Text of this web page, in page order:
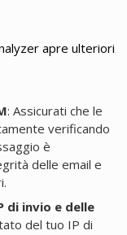
apre ulteriori
: Assicurati che le
verificando
è
delle email e
di invio e delle
del tuo IP di